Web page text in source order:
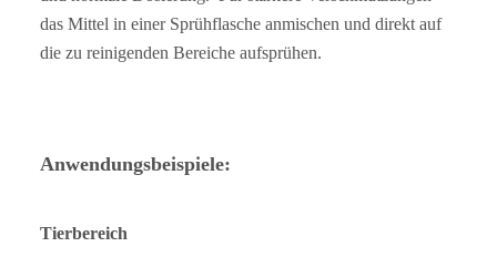
das Mittel in einer Sprühflasche anmischen und direkt auf
die zu reinigenden Bereiche aufsprühen.
Anwendungsbeispiele:
Tierbereich